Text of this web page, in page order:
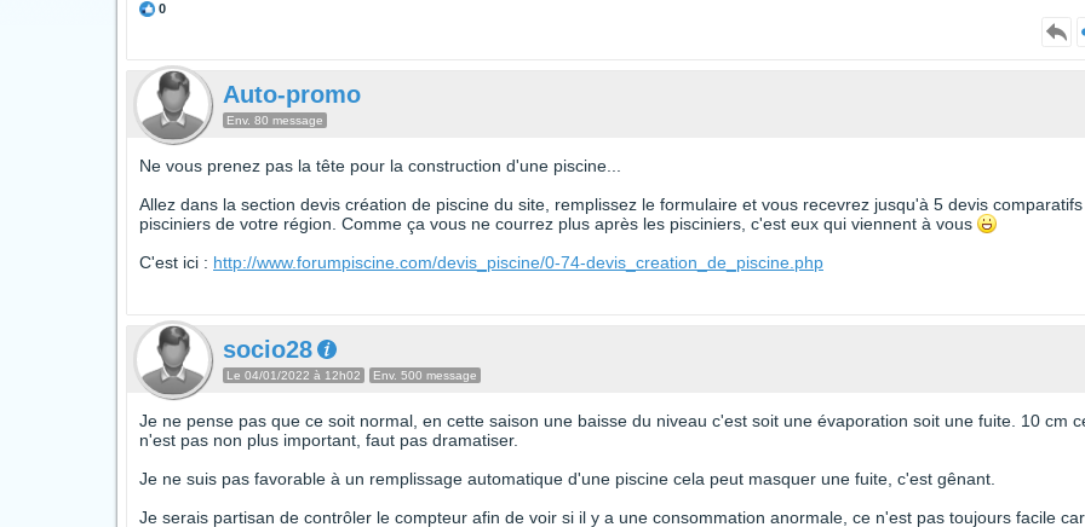
0
Auto-promo
Env. 80 message
Ne vous prenez pas la tête pour la construction d'une piscine...
Allez dans la section devis création de piscine du site, remplissez le formulaire et vous recevrez jusqu'à 5 devis
pisciniers de votre région. Comme ça vous ne courrez plus après les pisciniers, c'est eux qui viennent à vous
C'est ici : http://www.forumpiscine.com/devis_piscine/0-74-devis_creation_de_piscine.php
socio28
Le 04/01/2022 à 12h02 Env. 500 message
Je ne pense pas que ce soit normal, en cette saison une baisse du niveau c'est soit une évaporation soit une fuite. 10 cm
n'est pas non plus important, faut pas dramatiser.
Je ne suis pas favorable à un remplissage automatique d'une piscine cela peut masquer une fuite, c'est gênant.
Je serais partisan de contrôler le compteur afin de voir si il y a une consommation anormale, ce n'est pas toujours facile